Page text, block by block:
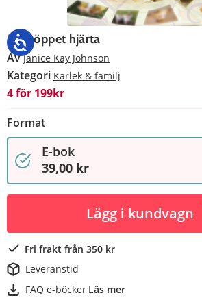
Med öppet hjärta
AvJanice Kay Johnson
Kategori Kärlek & familj
4 för 199kr
Format
E-bok
39,00 kr
Lägg i kundvagn
Fri frakt från 350 kr
Leveranstid
FAQ e-böcker Läs mer